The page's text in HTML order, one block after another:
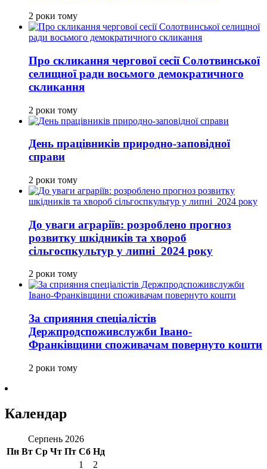
2 роки тому
Про скликання чергової сесії Солотвинської
селищної ради восьмого демократичного
скликання
2 роки тому
День працівників природно-заповідної
справи
2 роки тому
До уваги аграріїв: розроблено прогноз
розвитку шкідників та хвороб
сільгоспкультур у липні 2024 року
2 роки тому
За сприяння спеціалістів
Держпродспоживслужби Івано-
Франківщини споживачам повернуто кошти
2 роки тому
Календар
Серпень 2026
Пн Вт Ср Чт Пт Сб Нд
1
2